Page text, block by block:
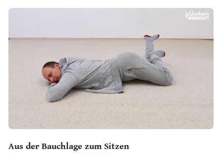
Aus der Bauchlage zum Sitzen